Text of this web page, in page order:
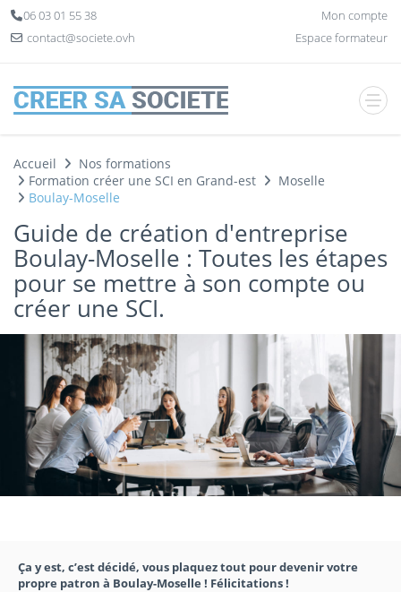
06 03 01 55 38
contact@societe.ovh
Mon compte
Espace formateur
Accueil
Nos formations
Formation créer une SCI en Grand-est
Moselle
Boulay-Moselle
Guide de création d'entreprise
Boulay-Moselle : Toutes les étapes
pour se mettre à son compte ou
créer une SCI.
Ça y est, c’est décidé, vous plaquez tout pour devenir votre
propre patron à Boulay-Moselle ! Félicitations !
Panneau de gestion des cookies